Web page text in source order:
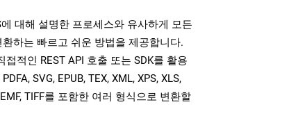
대해 설명한 프로세스와 유사하게 모든
하는 빠르고 쉬운 방법을 제공합니다.
적인 REST API 호출 또는 SDK를 활용
SVG, EPUB, TEX, XML, XPS, XLS,
TIFF를 포함한 여러 형식으로 변환할